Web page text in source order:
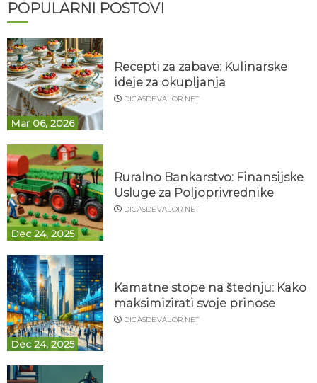
POPULARNI POSTOVI
Mar 06, 2026
Recepti za zabave: Kulinarske
ideje za okupljanja
DICASDEVALOR.NET
Dec 24, 2025
Ruralno Bankarstvo: Finansijske
Usluge za Poljoprivrednike
DICASDEVALOR.NET
Dec 24, 2025
Kamatne stope na štednju: Kako
maksimizirati svoje prinose
DICASDEVALOR.NET